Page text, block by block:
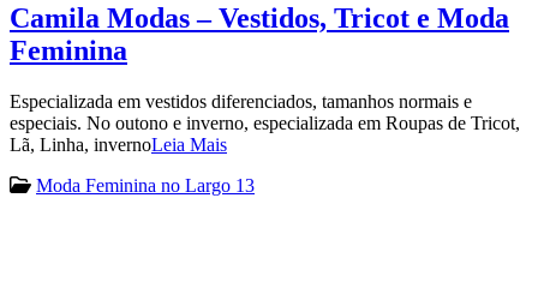
Camila Modas – Vestidos, Tricot e Moda
Feminina
Especializada em vestidos diferenciados, tamanhos normais e
especiais. No outono e inverno, especializada em Roupas de Tricot,
Lã, Linha, invernoLeia Mais
Moda Feminina no Largo 13